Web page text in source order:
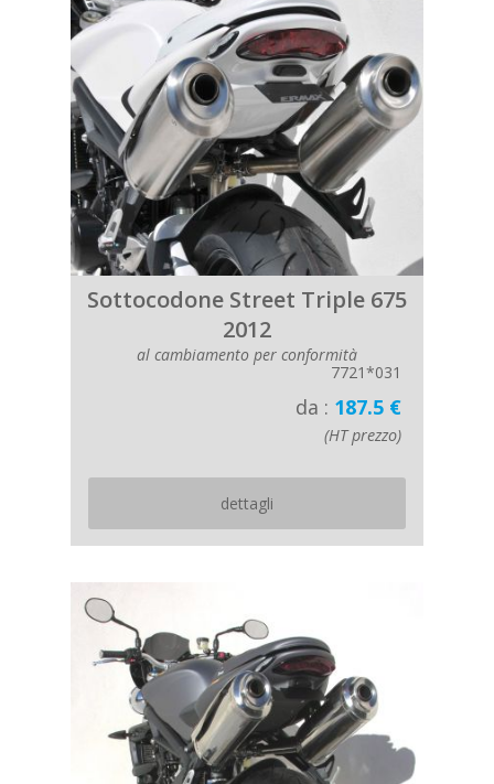
Sottocodone Street Triple 675
2012
al cambiamento per conformità
7721*031
da : 187.5 €
(HT prezzo)
dettagli